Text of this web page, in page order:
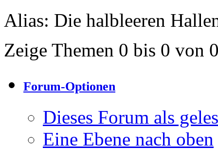
Alias: Die halbleeren
Zeige Themen 0 bis 0 von
Forum-Optionen
Dieses Forum als
Eine Ebene nach oben